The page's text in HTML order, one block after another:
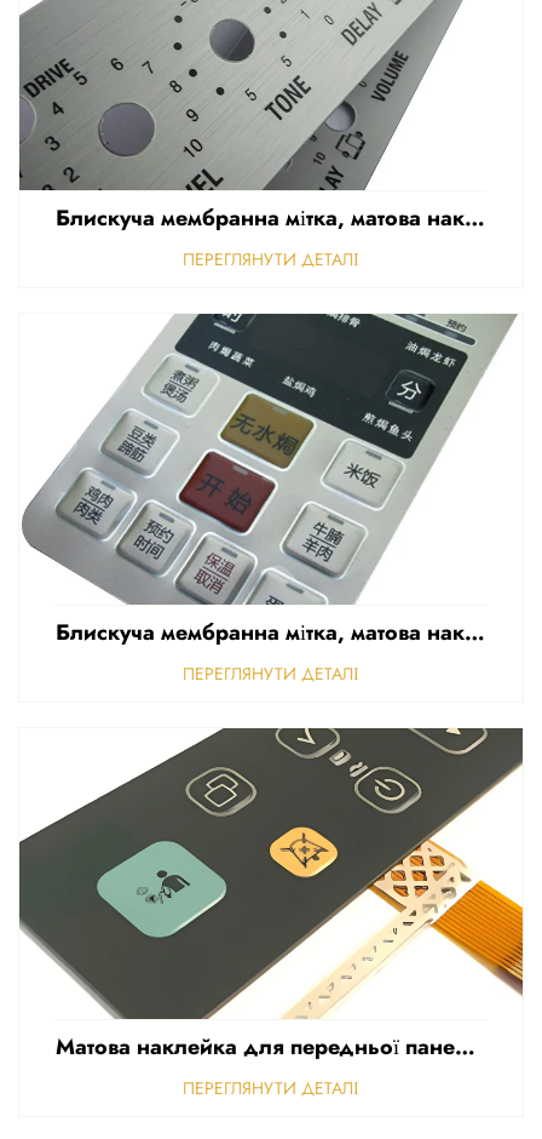
Блискуча мембранна мітка, матова наклейка для передньої панелі керування, рельєфна полікарбонатна графічна накладка
ПЕРЕГЛЯНУТИ ДЕТАЛІ
Блискуча мембранна мітка, матова наклейка для передньої панелі керування, рельєфна полікарбонатна графічна накладка
ПЕРЕГЛЯНУТИ ДЕТАЛІ
Матова наклейка для передньої панелі керування, перфорована матова, товщина 0,25 мм, полікарбонатні або ПВХ-наклейки
ПЕРЕГЛЯНУТИ ДЕТАЛІ